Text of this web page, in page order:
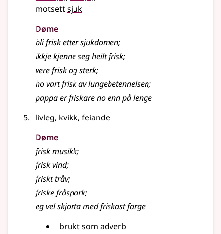
motsettsjuk
Døme
bli frisk etter sjukdomen;
ikkje kjenne seg heilt frisk;
vere frisk og sterk;
ho vart frisk av lungebetennelsen;
pappa er friskare no enn på lenge
livleg, kvikk, feiande
Døme
frisk musikk;
frisk vind;
friskt tråv;
friske fråspark;
eg vel skjorta med friskast farge
brukt som adverb